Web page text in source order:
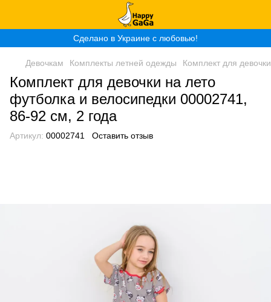
Сделано в Украине с любовью!
Девочкам Комплекты летней одежды Комплект для
Комплект для девочки на лето
футболка и велосипедки 00002741,
86-92 см, 2 года
Артикул: 00002741 Оставить отзыв